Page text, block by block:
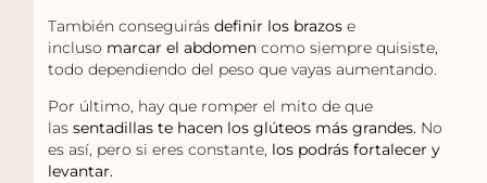
También conseguirás definir los brazose
incluso marcar el abdomencomo siempre quisiste,
todo dependiendo del peso que vayas aumentando.
Por último, hay que romper el mito de que
las sentadillas te hacen los glúteos más grandes.No
es así, pero si eres constante, los podrás fortalecer y
levantar.